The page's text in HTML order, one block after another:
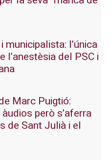
l’única
l’anestèsia del PSC i
Marc Puigtió:
però s’aferra
de Sant Julià i el